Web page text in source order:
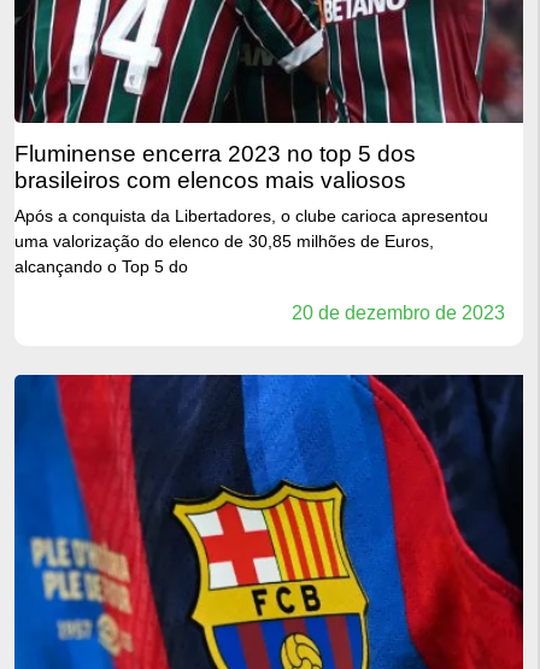
fluminense encerra 2023 no top 5 dos
brasileiros com elencos mais valiosos
Após a conquista da Libertadores, o clube carioca apresentou
uma valorização do elenco de 30,85 milhões de Euros,
alcançando o Top 5 do
20 de dezembro de 2023